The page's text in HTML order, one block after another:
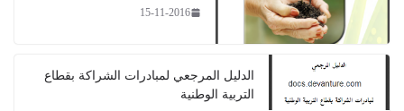
15-11-2016
الدليل المرجعي لمبادرات الشراكة بقطاع
التربية الوطنية